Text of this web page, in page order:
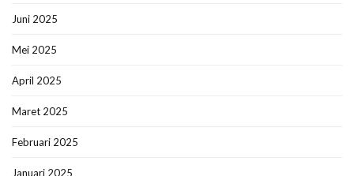
Juni 2025
Mei 2025
April 2025
Maret 2025
Februari 2025
Januari 2025